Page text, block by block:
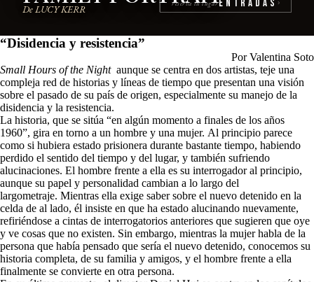
De LUCY KERR
reserva tu lugarEntradas ›
“Disidencia y resistencia”
Por Valentina Soto
Small Hours of the Nightaunque se centra en dos artistas, teje una
compleja red de historias y líneas de tiempo que presentan una visión
sobre el pasado de su país de origen, especialmente su manejo de la
disidencia y la resistencia.
La historia, que se sitúa “en algún momento a finales de los años
1960”, gira en torno a un hombre y una mujer. Al principio parece
como si hubiera estado prisionera durante bastante tiempo, habiendo
perdido el sentido del tiempo y del lugar, y también sufriendo
alucinaciones. El hombre frente a ella es su interrogador al principio,
aunque su papel y personalidad cambian a lo largo del
largometraje. Mientras ella exige saber sobre el nuevo detenido en la
celda de al lado, él insiste en que ha estado alucinando nuevamente,
refiriéndose a cintas de interrogatorios anteriores que sugieren que oye
y ve cosas que no existen. Sin embargo, mientras la mujer habla de la
persona que había pensado que sería el nuevo detenido, conocemos su
historia completa, de su familia y amigos, y el hombre frente a ella
finalmente se convierte en otra persona.